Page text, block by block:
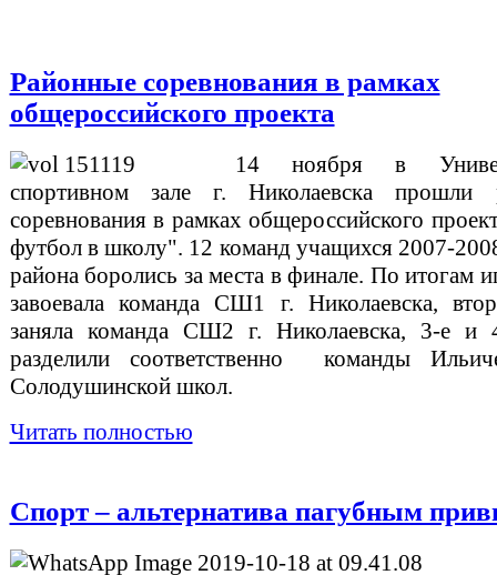
Районные соревнования в рамках
общероссийского проекта
14 ноября в
спортивном зале г. Николаевска прошли
соревнования в рамках общероссийского
футбол в школу". 12 команд учащихся 2007-
района боролись за места в финале. По итогам
завоевала команда СШ1 г. Николаевска,
заняла команда СШ2 г. Николаевска, 3-е и
разделили соответственно команды
Солодушинской школ.
Читать полностью
Спорт – альтернатива пагубным